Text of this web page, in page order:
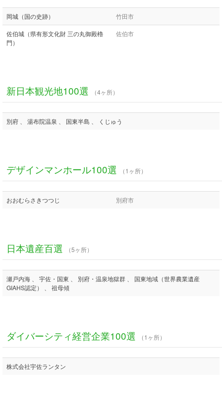
岡城（国の史跡） 竹田市
佐伯城（県有形文化財 三の丸御殿櫓
門）
佐伯市
新日本観光地100選 （4ヶ所）
別府 、 湯布院温泉 、 国東半島 、 くじゅう
デザインマンホール100選 （1ヶ所）
おおむらさきつつじ 別府市
日本遺産百選 （5ヶ所）
瀬戸内海 、 宇佐・国東 、 別府・温泉地獄群 、 国東地域（世界農業遺産
GIAHS認定） 、 祖母傾
ダイバーシティ経営企業100選 （1ヶ所）
株式会社宇佐ランタン